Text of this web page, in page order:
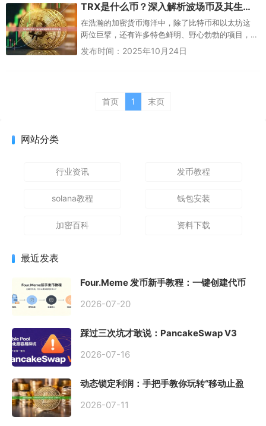
TRX是什么币？深入解析波场币及其生态帝国
在浩瀚的加密货币海洋中，除了比特币和以太坊这
两位巨擘，还有许多特色鲜明、野心勃勃的项目，
TRX（波场币）便是其中之一。它时常出现在交易所
发布时间：2025年10月24日
首页 1 末页
网站分类
行业资讯 发币教程
solana教程 钱包安装
加密百科 资料下载
最近发表
Four.Meme 发币新手教程：一键创建代币
2026-07-20
踩过三次坑才敢说：PancakeSwap V3
初始化
2026-07-16
动态锁定利润：手把手教你玩转“移动止盈
2026-07-11